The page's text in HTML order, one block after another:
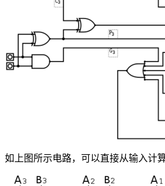
如上图所示电路，可以直接从输入计算